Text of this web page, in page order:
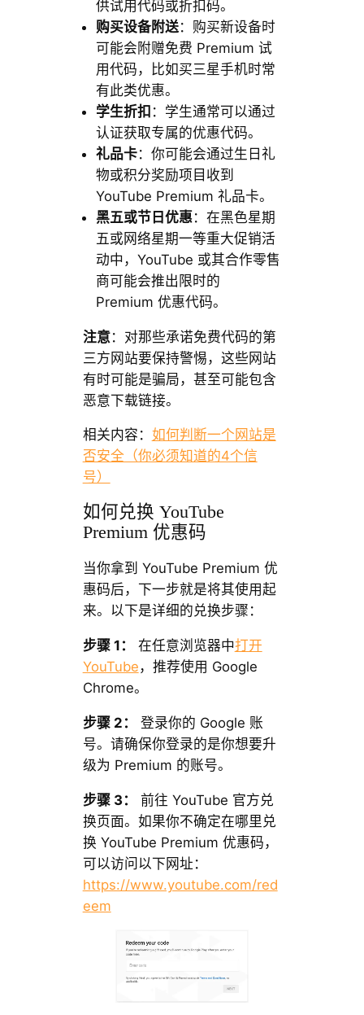
供试用代码或折扣码。
购买设备附送：购买新设备时
可能会附赠免费 Premium 试
用代码，比如买三星手机时常
有此类优惠。
学生折扣 ：学生通常可以通过
认证获取专属的优惠代码。
礼品卡：你可能会通过生日礼
物或积分奖励项目收到
YouTube Premium 礼品卡。
黑五或节日优惠：在黑色星期
五或网络星期一等重大促销活
动中，YouTube 或其合作零售
商可能会推出限时的
Premium 优惠代码。
注意：对那些承诺免费代码的第
三方网站要保持警惕，这些网站
有时可能是骗局，甚至可能包含
恶意下载链接。
相关内容： 如何判断一个网站是
否安全（你必须知道的4个信
号）
如何兑换 YouTube
Premium 优惠码
当你拿到 YouTube Premium 优
惠码后，下一步就是将其使用起
来。以下是详细的兑换步骤：
步骤 1： 在任意浏览器中打开
YouTube ，推荐使用 Google
Chrome。
步骤 2 ：
登录你的 Google 账
号。请确保你登录的是你想要升
级为 Premium 的账号。
步骤 3：
前往 YouTube 官方兑
换页面。如果你不确定在哪里兑
换 YouTube Premium 优惠码，
可以访问以下网址：
https://www.youtube.com/red
eem